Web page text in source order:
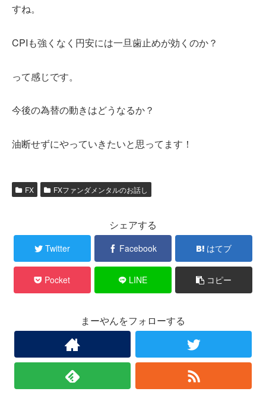
すね。
CPIも強くなく円安には一旦歯止めが効くのか？
って感じです。
今後の為替の動きはどうなるか？
油断せずにやっていきたいと思ってます！
FX FXファンダメンタルのお話し
シェアする
Twitter Facebook はてブ
Pocket LINE コピー
まーやんをフォローする